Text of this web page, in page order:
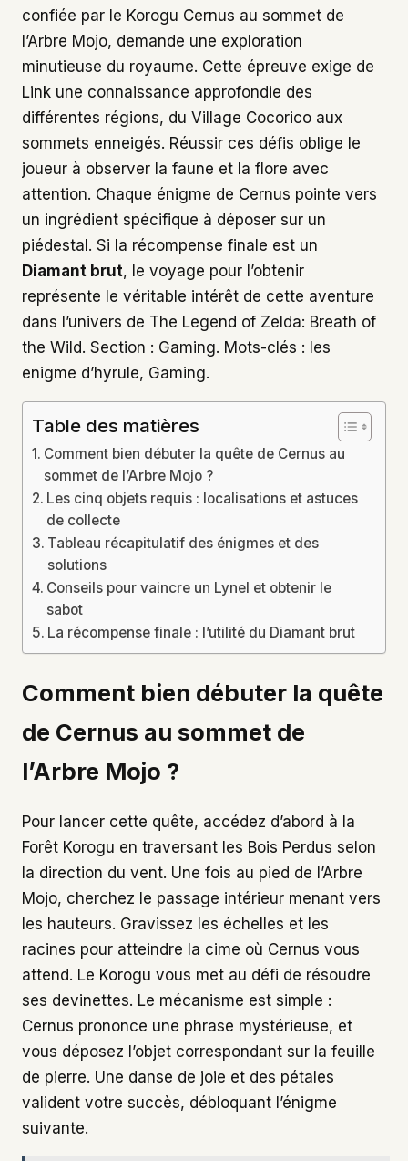
confiée par le Korogu Cernus au sommet de
l’Arbre Mojo, demande une exploration
minutieuse du royaume. Cette épreuve exige de
Link une connaissance approfondie des
différentes régions, du Village Cocorico aux
sommets enneigés. Réussir ces défis oblige le
joueur à observer la faune et la flore avec
attention. Chaque énigme de Cernus pointe vers
un ingrédient spécifique à déposer sur un
piédestal. Si la récompense finale est un
Diamant brut, le voyage pour l’obtenir
représente le véritable intérêt de cette aventure
dans l’univers de The Legend of Zelda: Breath of
the Wild. Section : Gaming. Mots-clés : les
enigme d’hyrule, Gaming.
Table des matières
Comment bien débuter la quête de Cernus au
sommet de l’Arbre Mojo ?
Les cinq objets requis : localisations et astuces
de collecte
Tableau récapitulatif des énigmes et des
solutions
Conseils pour vaincre un Lynel et obtenir le
sabot
La récompense finale : l’utilité du Diamant brut
Comment bien débuter la quête
de Cernus au sommet de
l’Arbre Mojo ?
Pour lancer cette quête, accédez d’abord à la
Forêt Korogu en traversant les Bois Perdus selon
la direction du vent. Une fois au pied de l’Arbre
Mojo, cherchez le passage intérieur menant vers
les hauteurs. Gravissez les échelles et les
racines pour atteindre la cime où Cernus vous
attend. Le Korogu vous met au défi de résoudre
ses devinettes. Le mécanisme est simple :
Cernus prononce une phrase mystérieuse, et
vous déposez l’objet correspondant sur la feuille
de pierre. Une danse de joie et des pétales
valident votre succès, débloquant l’énigme
suivante.